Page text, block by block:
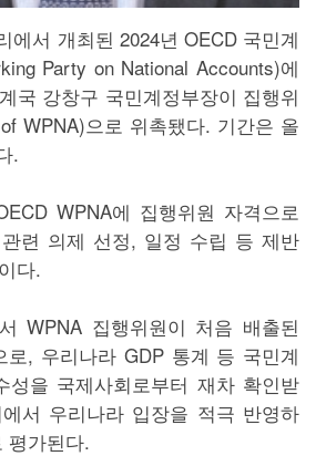
에서 개최된 2024년 OECD 국민계
Party on National Accounts)에
국 강창구 국민계정부장이 집행위
WPNA)으로 위촉됐다. 기간은 올
.
WPNA에 집행위원 자격으로
련 의제 선정, 일정 수립 등 제반
다.
WPNA 집행위원이 처음 배출된
로, 우리나라 GDP 통계 등 국민계
성을 국제사회로부터 재차 확인받
서 우리나라 입장을 적극 반영하
평가된다.